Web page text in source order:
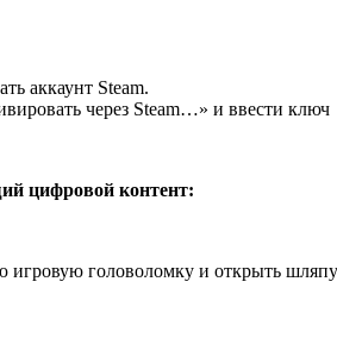
аккаунт Steam.
через Steam…» и ввести ключ
цифровой контент:
головоломку и открыть